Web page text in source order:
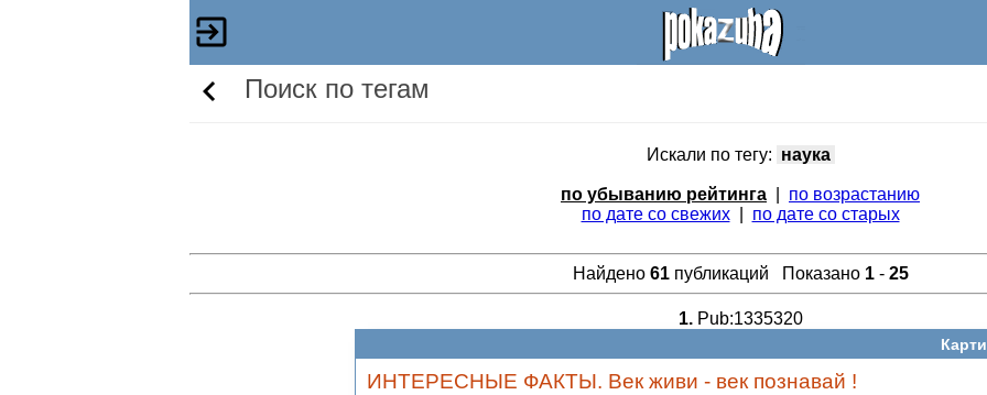
Поиск по тегам
Искали по тегу: наука
по убыванию рейтинга
по возрастанию
по дате со свежих| по дате со старых
Найдено 61публикаций Показано 1- 25
1.Pub:1335320
ИНТЕРЕСНЫЕ ФАКТЫ. Век живи - век познавай !